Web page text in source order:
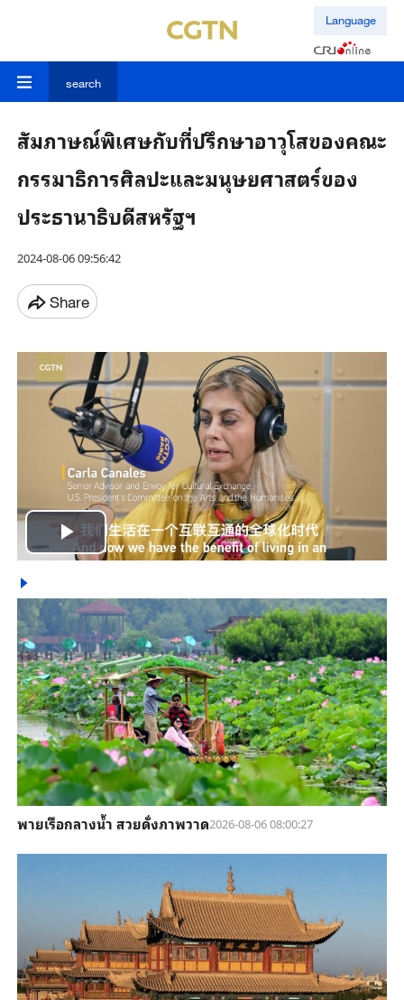
Language
search
สัมภาษณ์พิเศษกับที่ปรึกษาอาวุโสของคณะ
กรรมาธิการศิลปะและมนุษยศาสตร์ของ
ประธานาธิบดีสหรัฐฯ
2024-08-06 09:56:42
Share
Play
Video
พายเรือกลางน้ำ สวยดั่งภาพวาด2026-08-06 08:00:27